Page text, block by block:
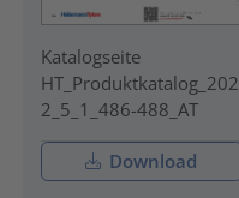
Katalogseite
HT_Produktkatalog_202
2_5_1_486-488_AT
Download